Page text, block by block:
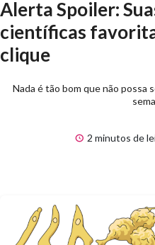
Alerta Spoiler:
científicas
clique
Nada é tão bom que não possa
2 minutos de